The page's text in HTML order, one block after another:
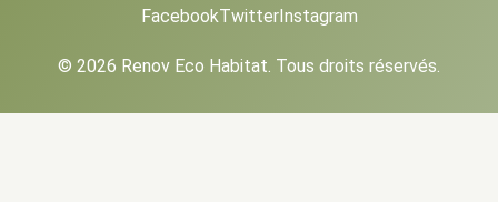
FacebookTwitterInstagram
© 2026 Renov Eco Habitat. Tous droits réservés.